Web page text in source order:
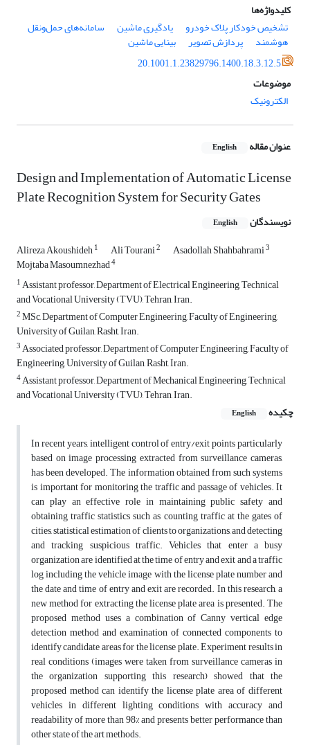
کلیدواژه‌ها
تشخیص خودکار پلاک خودرو
یادگیری ماشین سامانه‌های حمل‌ونقل
هوشمند پردازش تصویر
بینایی ماشین
20.1001.1.23829796.1400.18.3.12.5
موضوعات
الکترونیک
عنوان مقاله English
Design and Implementation of Automatic License
Plate Recognition System for Security Gates
نویسندگان English
Alireza Akoushideh1 Ali Tourani2 Asadollah Shahbahrami3
Mojtaba Masoumnezhad4
1Assistant professor, Department of Electrical Engineering, Technical
and Vocational University (TVU), Tehran, Iran.
2MSc, Department of Computer Engineering, Faculty of Engineering,
University of Guilan, Rasht, Iran.
3Associated professor, Department of Computer Engineering, Faculty of
Engineering, University of Guilan, Rasht, Iran.
4Assistant professor, Department of Mechanical Engineering, Technical
and Vocational University (TVU), Tehran, Iran.
چکیده
English
In recent years, intelligent control of entry/exit points particularly
based on image processing extracted from surveillance cameras,
has been developed.The information obtained from such systems
is important for monitoring the traffic and passage of vehicles. It
can play an effective role in maintaining public safety and
obtaining traffic statistics such as counting traffic at the gates of
cities, statistical estimation of clients to organizations, and detecting
and tracking suspicious traffic. Vehicles that enter a busy
organization are identified at the time of entry and exit and a traffic
log including the vehicle image with the license plate number and
the date and time of entry and exit are recorded. In this research, a
new method for extracting the license plate area is presented. The
proposed method uses a combination of Canny vertical edge
detection method and examination of connected components to
identify candidate areas for the license plate. Experiment results in
real conditions (images were taken from surveillance cameras in
the organization supporting this research) showed that the
proposed method can identify the license plate area of different
vehicles in different lighting conditions with accuracy and
readability of more than 98% and presents better performance than
other state of the art methods.